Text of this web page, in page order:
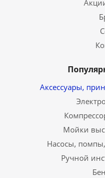
Аксессуары,
Мойки
Насосы,
Ручной